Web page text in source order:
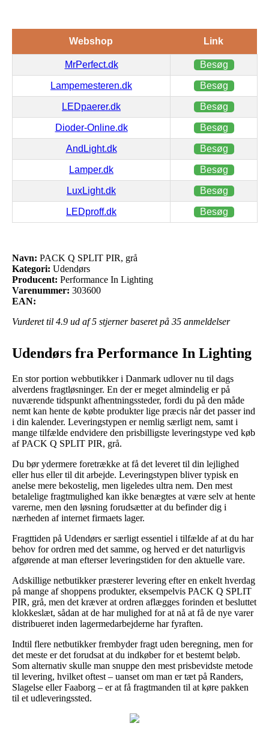
Webshop Link
MrPerfect.dk Besøg
Lampemesteren.dk Besøg
LEDpaerer.dk Besøg
Dioder-Online.dk Besøg
AndLight.dk Besøg
Lamper.dk Besøg
LuxLight.dk Besøg
LEDproff.dk Besøg
Navn: PACK Q SPLIT PIR, grå
Kategori: Udendørs
Producent: Performance In Lighting
Varenummer: 303600
EAN:
Vurderet til 4.9 ud af 5 stjerner baseret på 35 anmeldelser
Udendørs fra Performance In Lighting
En stor portion webbutikker i Danmark udlover nu til dags
alverdens fragtløsninger. En der er meget almindelig er på
nuværende tidspunkt afhentningssteder, fordi du på den måde
nemt kan hente de købte produkter lige præcis når det passer ind
i din kalender. Leveringstypen er nemlig særligt nem, samt i
mange tilfælde endvidere den prisbilligste leveringstype ved køb
af PACK Q SPLIT PIR, grå.
Du bør ydermere foretrække at få det leveret til din lejlighed
eller hus eller til dit arbejde. Leveringstypen bliver typisk en
anelse mere bekostelig, men ligeledes ultra nem. Den mest
betalelige fragtmulighed kan ikke benægtes at være selv at hente
varerne, men den løsning forudsætter at du befinder dig i
nærheden af internet firmaets lager.
Fragttiden på Udendørs er særligt essentiel i tilfælde af at du har
behov for ordren med det samme, og herved er det naturligvis
afgørende at man efterser leveringstiden for den aktuelle vare.
Adskillige netbutikker præsterer levering efter en enkelt hverdag
på mange af shoppens produkter, eksempelvis PACK Q SPLIT
PIR, grå, men det kræver at ordren aflægges forinden et besluttet
klokkeslæt, sådan at de har mulighed for at nå at få de nye varer
distribueret inden lagermedarbejderne har fyraften.
Indtil flere netbutikker frembyder fragt uden beregning, men for
det meste er det forudsat at du indkøber for et bestemt beløb.
Som alternativ skulle man snuppe den mest prisbevidste metode
til levering, hvilket oftest – uanset om man er tæt på Randers,
Slagelse eller Faaborg – er at få fragtmanden til at køre pakken
til et udleveringssted.